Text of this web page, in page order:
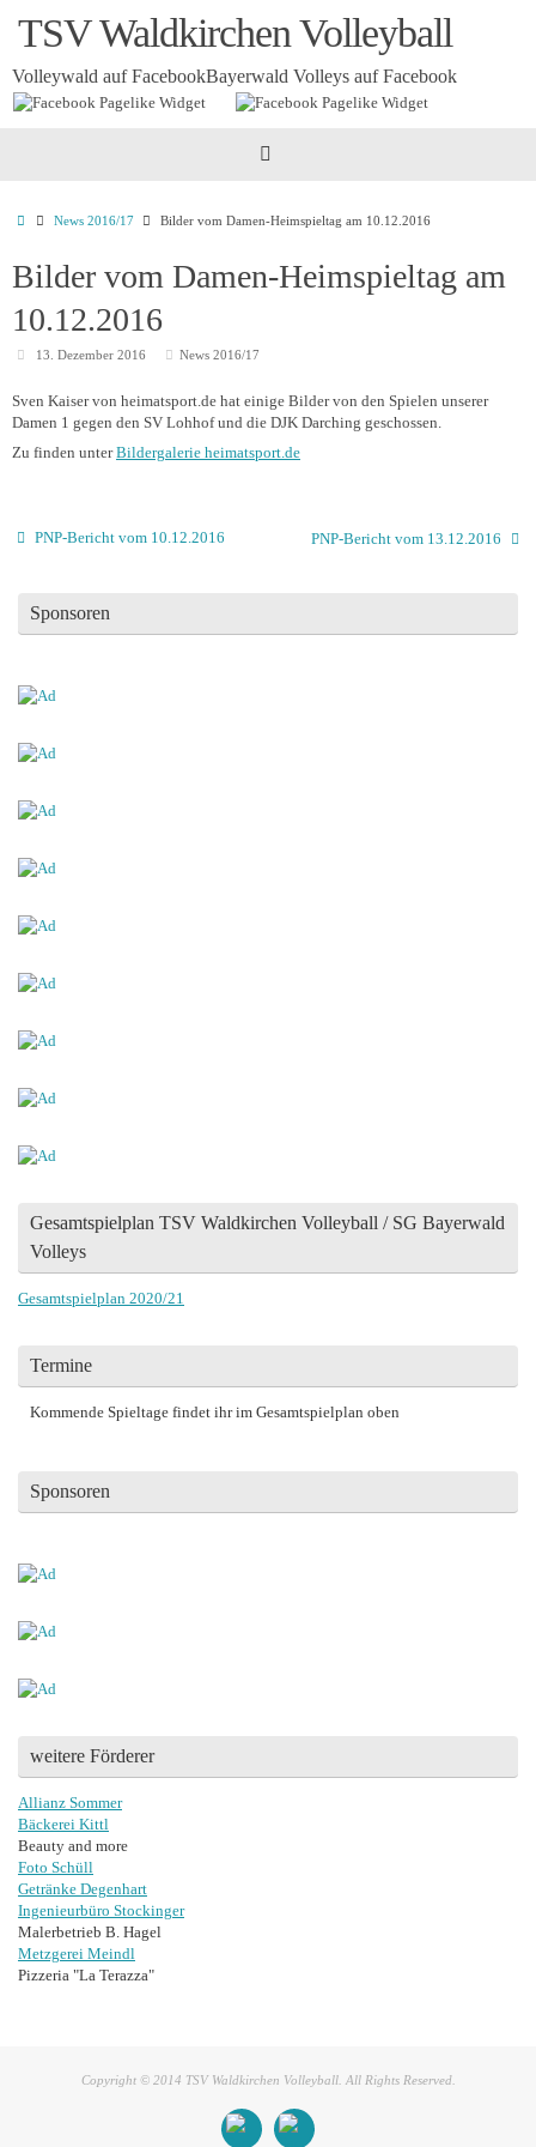
InhaltTSV Waldkirchen Volleyball
Volleywald auf FacebookBayerwald Volleys auf Facebook
Startseite
News 2016/17 Bilder vom Damen-Heimspieltag am 10.12.2016
Bilder vom Damen-Heimspieltag am
10.12.2016
13. Dezember 2016 News 2016/17
Sven Kaiser von heimatsport.de hat einige Bilder von den Spielen unserer
Damen 1 gegen den SV Lohhof und die DJK Darching geschossen.
Zu finden unterBildergalerie heimatsport.de
PNP-Bericht vom 10.12.2016 PNP-Bericht vom 13.12.2016
Sponsoren
Gesamtspielplan TSV Waldkirchen Volleyball / SG Bayerwald
Volleys
Gesamtspielplan 2020/21
Termine
Kommende Spieltage findet ihr im Gesamtspielplan oben
Sponsoren
weitere Förderer
Allianz Sommer
Bäckerei Kittl
Beauty and more
Foto Schüll
Getränke Degenhart
Ingenieurbüro Stockinger
Malerbetrieb B. Hagel
Metzgerei Meindl
Pizzeria "La Terazza"
Copyright © 2014 TSV Waldkirchen Volleyball. All Rights Reserved.